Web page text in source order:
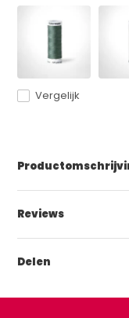
Vergelijk
Reviews
Delen